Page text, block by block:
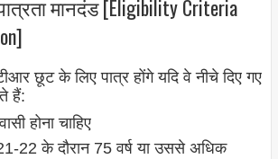
मानदंड [Eligibility Criteria
छूट के लिए पात्र होंगे यदि वे नीचे दिए गए
हैं:
होना चाहिए
22 के दौरान 75 वर्ष या उससे अधिक